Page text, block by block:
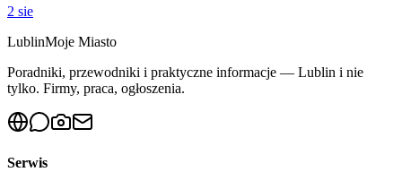
2 sie
LublinMoje Miasto
Poradniki, przewodniki i praktyczne informacje — Lublin i nie
tylko. Firmy, praca, ogłoszenia.
Serwis